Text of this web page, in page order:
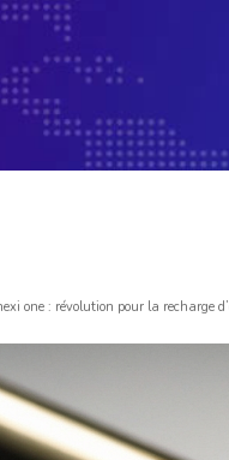
one : révolution pour la recharge